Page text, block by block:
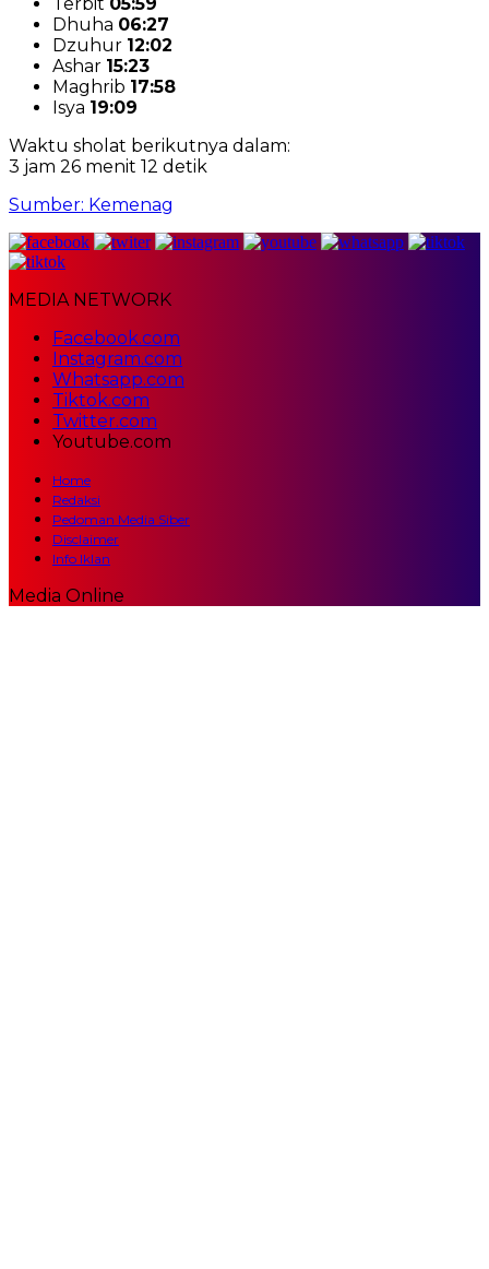
Dhuha 06:27
Dzuhur 12:02
Ashar 15:23
Maghrib 17:58
Isya 19:09
Waktu sholat berikutnya dalam:
3 jam 26 menit 11 detik
Sumber: Kemenag
MEDIA NETWORK
Facebook.com
Instagram.com
Whatsapp.com
Tiktok.com
Twitter.com
Youtube.com
Home
Redaksi
Pedoman Media Siber
Disclaimer
Info Iklan
Media Online